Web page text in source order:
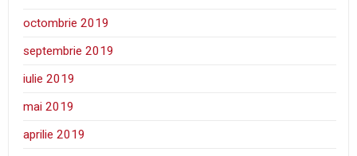
octombrie 2019
septembrie 2019
iulie 2019
mai 2019
aprilie 2019